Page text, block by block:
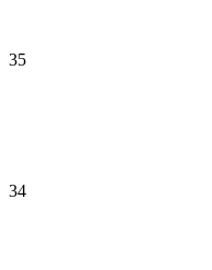
35
34